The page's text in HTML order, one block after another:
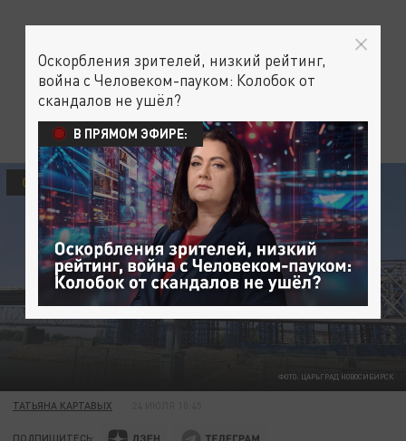
ФОТО: ЦАРЬГРАД НОВОСИБИРСК
ОБЩЕСТВО
ТАТЬЯНА КАРТАВЫХ
ПОДПИШИТЕСЬ:
Оскорбления зрителей, низкий рейтинг,
война с Человеком-пауком: Колобок от
скандалов не ушёл?
В ПРЯМОМ ЭФИРЕ: